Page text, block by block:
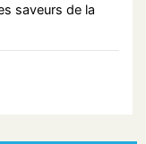
saveurs de la